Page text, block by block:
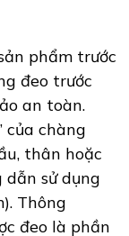
phẩm trước
đeo trước
an toàn.
của chàng
thân hoặc
sử dụng
Thông
đeo là phần